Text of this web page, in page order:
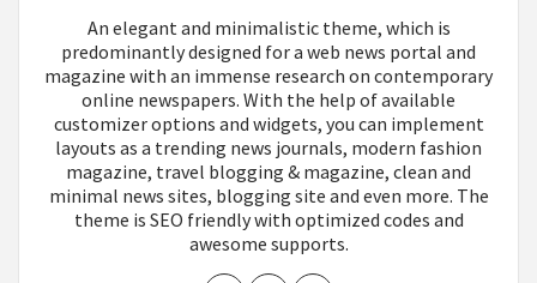
An elegant and minimalistic theme, which is
predominantly designed for a web news portal and
magazine with an immense research on contemporary
online newspapers. With the help of available
customizer options and widgets, you can implement
layouts as a trending news journals, modern fashion
magazine, travel blogging & magazine, clean and
minimal news sites, blogging site and even more. The
theme is SEO friendly with optimized codes and
awesome supports.